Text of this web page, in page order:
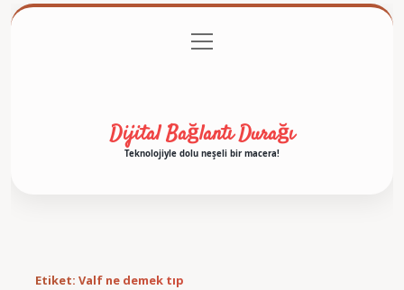
Gizlilik Politikası
menüyü
aç
Dijital Bağlantı Durağı
Teknolojiyle dolu neşeli bir macera!
Etiket: Valf ne demek tıp